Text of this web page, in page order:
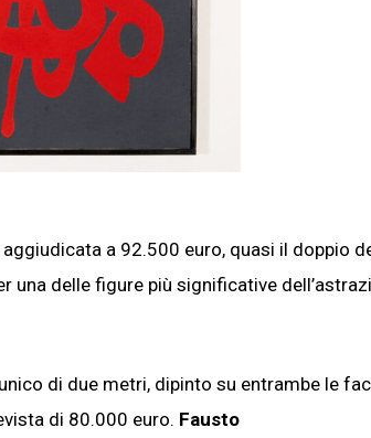
a 92.500 euro, quasi il doppio
delle figure più significative
di due metri, dipinto su entrambe le
di 80.000 euro. Fausto